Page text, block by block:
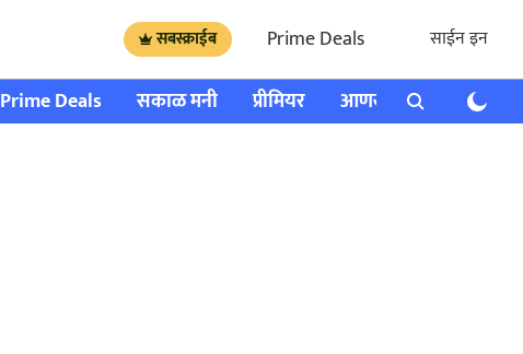
सबस्क्राईब Prime Deals साईन इन
Prime Deals सकाळ मनी प्रीमियर आणखी राशी भविष्य